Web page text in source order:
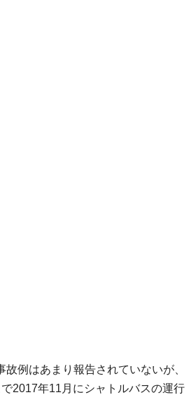
故例はあまり報告されていないが、
2017年11月にシャトルバスの運行